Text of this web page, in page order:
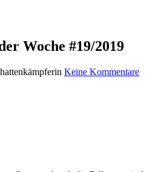
Woche #19/2019
Keine Kommentare